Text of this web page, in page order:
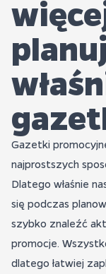
Gazetki
najprostszych
Dlatego właśnie
się podczas
szybko znaleźć
promocje.
dlatego łatwiej